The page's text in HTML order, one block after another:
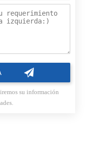
su información